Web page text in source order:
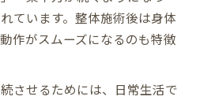
ています。整体施術後は身体
作がスムーズになるのも特徴
させるためには、日常生活で